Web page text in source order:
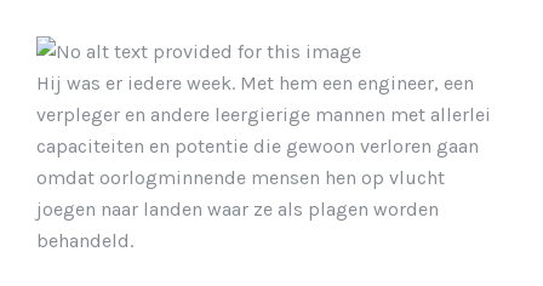
Hij was er iedere week. Met hem een engineer, een
verpleger en andere leergierige mannen met allerlei
capaciteiten en potentie die gewoon verloren gaan
omdat oorlogminnende mensen hen op vlucht
joegen naar landen waar ze als plagen worden
behandeld.